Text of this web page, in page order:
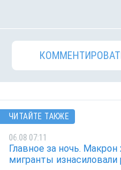
ЧИТАЙТЕ ТАКЖЕ
06.08 07:11
Главное за ночь.
мигранты изнасиловали